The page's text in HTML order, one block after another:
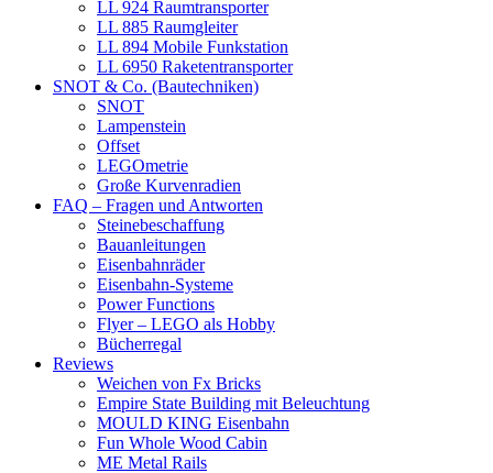
LL 924 Raumtransporter
LL 885 Raumgleiter
LL 894 Mobile Funkstation
LL 6950 Raketentransporter
SNOT & Co. (Bautechniken)
SNOT
Lampenstein
Offset
LEGOmetrie
Große Kurvenradien
FAQ – Fragen und Antworten
Steinebeschaffung
Bauanleitungen
Eisenbahnräder
Eisenbahn-Systeme
Power Functions
Flyer – LEGO als Hobby
Bücherregal
Reviews
Weichen von Fx Bricks
Empire State Building mit Beleuchtung
MOULD KING Eisenbahn
Fun Whole Wood Cabin
ME Metal Rails